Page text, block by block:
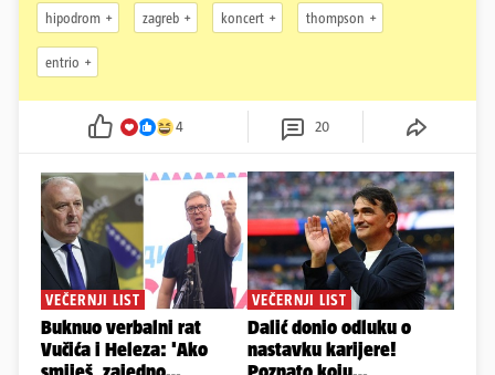
hipodrom zagreb koncert thompson
entrio
4 20